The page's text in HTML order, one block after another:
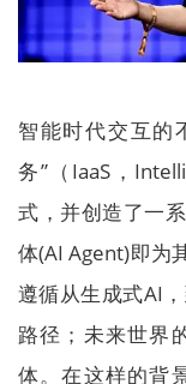
智能时代交互的
务”（IaaS，
式，并创造了一
体(AI Agent)即为
遵循从生成式AI
路径；未来世界
体。在这样的背